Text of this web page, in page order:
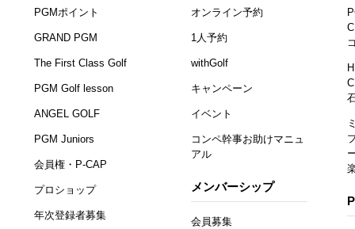
PGMポイント
GRAND PGM
The First Class Golf
PGM Golf lesson
ANGEL GOLF
PGM Juniors
会員権・P-CAP
プロショップ
年次登録者募集
オンライン予約
1人予約
withGolf
キャンペーン
イベント
コンペ幹事お助けマニュ
アル
メンバーシップ
会員募集